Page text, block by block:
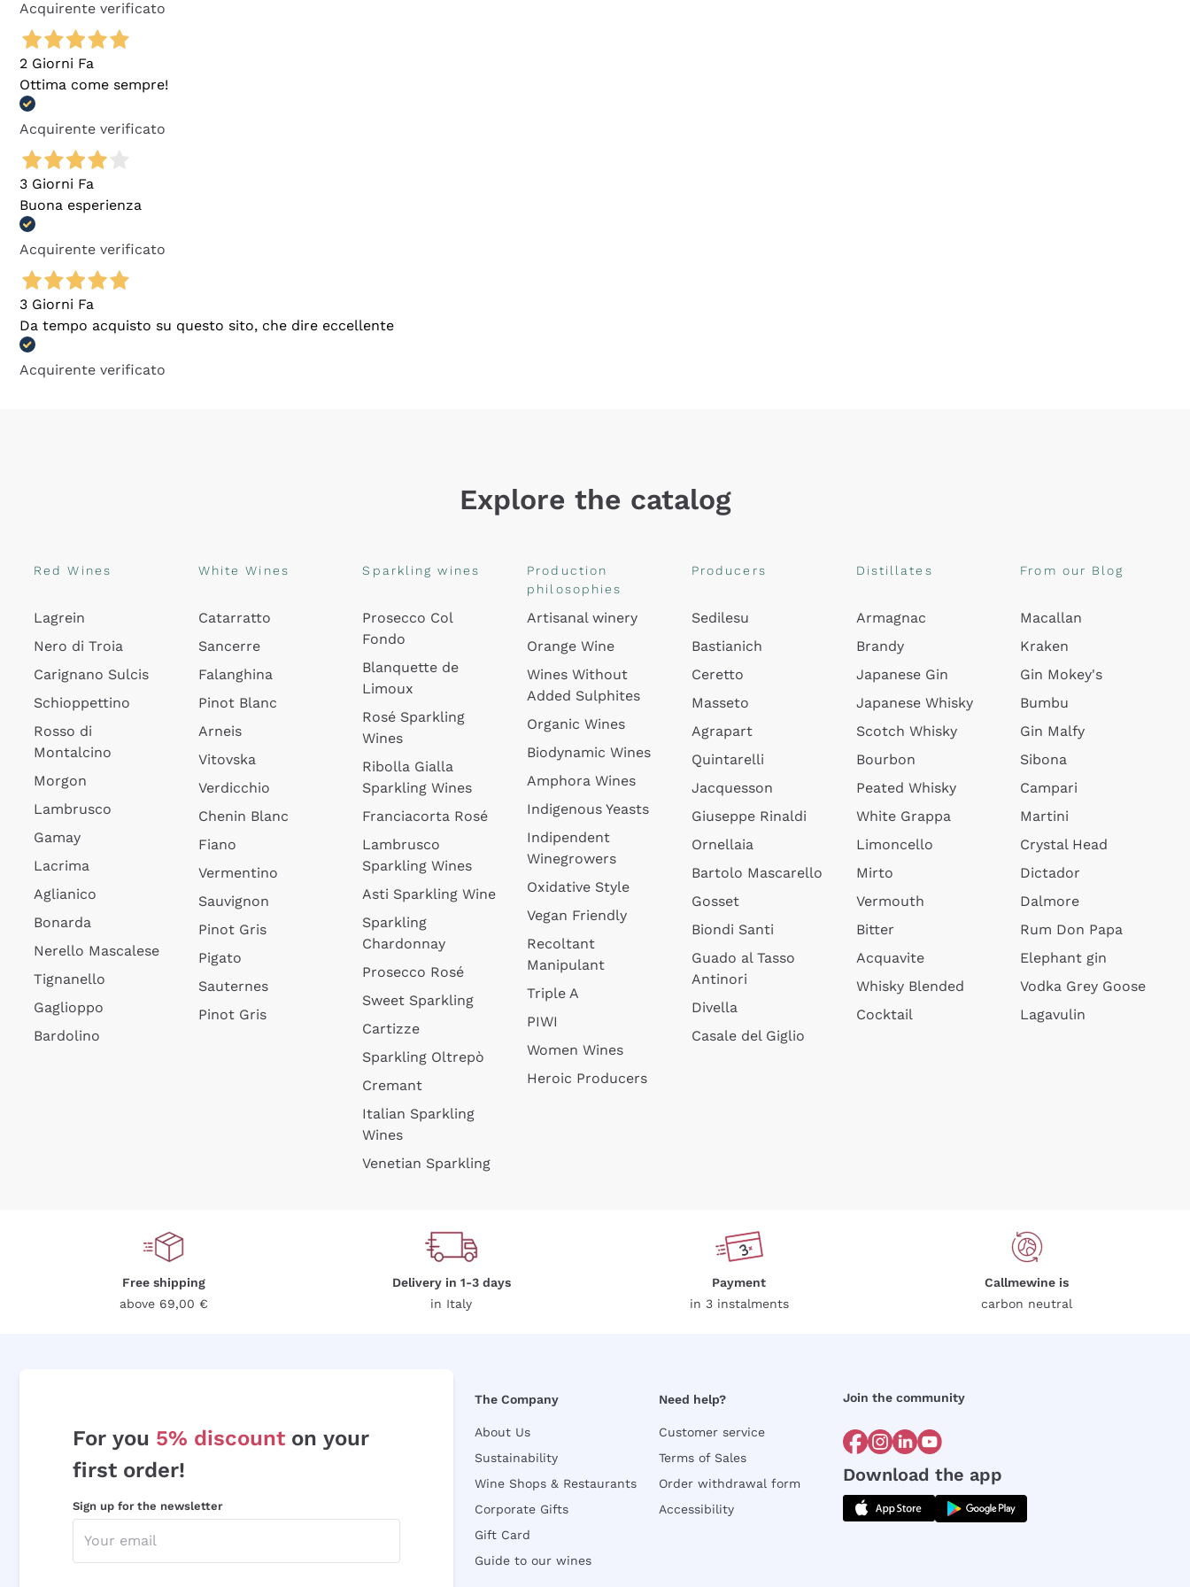
Acquirente verificato
2 Giorni Fa
Ottima come sempre!
Acquirente verificato
3 Giorni Fa
Buona esperienza
Acquirente verificato
3 Giorni Fa
Da tempo acquisto su questo sito, che dire eccellente
Acquirente verificato
Explore the catalog
Red Wines
Lagrein
Nero di Troia
Carignano Sulcis
Schioppettino
Rosso di
Montalcino
Morgon
Lambrusco
Gamay
Lacrima
Aglianico
Bonarda
Nerello Mascalese
Tignanello
Gaglioppo
Bardolino
White Wines
Catarratto
Sancerre
Falanghina
Pinot Blanc
Arneis
Vitovska
Verdicchio
Chenin Blanc
Fiano
Vermentino
Sauvignon
Pinot Gris
Pigato
Sauternes
Pinot Gris
Sparkling wines
Prosecco Col
Fondo
Blanquette de
Limoux
Rosé Sparkling
Wines
Ribolla Gialla
Sparkling Wines
Franciacorta Rosé
Lambrusco
Sparkling Wines
Asti Sparkling Wine
Sparkling
Chardonnay
Prosecco Rosé
Sweet Sparkling
Cartizze
Sparkling Oltrepò
Cremant
Italian Sparkling
Wines
Venetian Sparkling
Production
philosophies
Artisanal winery
Orange Wine
Wines Without
Added Sulphites
Organic Wines
Biodynamic Wines
Amphora Wines
Indigenous Yeasts
Indipendent
Winegrowers
Oxidative Style
Vegan Friendly
Recoltant
Manipulant
Triple A
PIWI
Women Wines
Heroic Producers
Producers
Sedilesu
Bastianich
Ceretto
Masseto
Agrapart
Quintarelli
Jacquesson
Giuseppe Rinaldi
Ornellaia
Bartolo Mascarello
Gosset
Biondi Santi
Guado al Tasso
Antinori
Divella
Casale del Giglio
Distillates
Armagnac
Brandy
Japanese Gin
Japanese Whisky
Scotch Whisky
Bourbon
Peated Whisky
White Grappa
Limoncello
Mirto
Vermouth
Bitter
Acquavite
Whisky Blended
Cocktail
From our Blog
Macallan
Kraken
Gin Mokey's
Bumbu
Gin Malfy
Sibona
Campari
Martini
Crystal Head
Dictador
Dalmore
Rum Don Papa
Elephant gin
Vodka Grey Goose
Lagavulin
Free shipping
above 69,00 €
Delivery in 1-3 days
in Italy
Payment
in 3 instalments
Callmewine is
carbon neutral
For you 5% discount on your
first order!
Sign up for the newsletter
The Company
About Us
Sustainability
Wine Shops & Restaurants
Corporate Gifts
Gift Card
Guide to our wines
Need help?
Customer service
Terms of Sales
Order withdrawal form
Accessibility
Join the community
Download the app